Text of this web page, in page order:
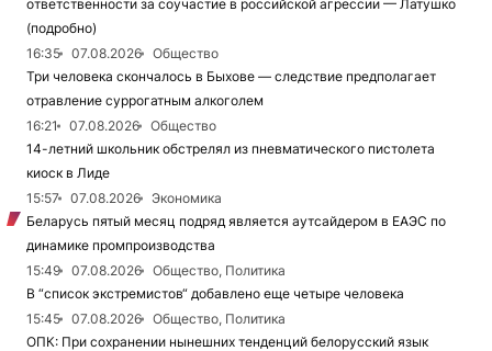
ответственности за соучастие в российской агрессии — Латушко
(подробно)
16:35
07.08.2026
Общество
Три человека скончалось в Быхове — следствие предполагает
отравление суррогатным алкоголем
16:21
07.08.2026
Общество
14-летний школьник обстрелял из пневматического пистолета
киоск в Лиде
15:57
07.08.2026
Экономика
Беларусь пятый месяц подряд является аутсайдером в ЕАЭС по
динамике промпроизводства
15:49
07.08.2026
Общество, Политика
В “список экстремистов“ добавлено еще четыре человека
15:45
07.08.2026
Общество, Политика
ОПК: При сохранении нынешних тенденций белорусский язык